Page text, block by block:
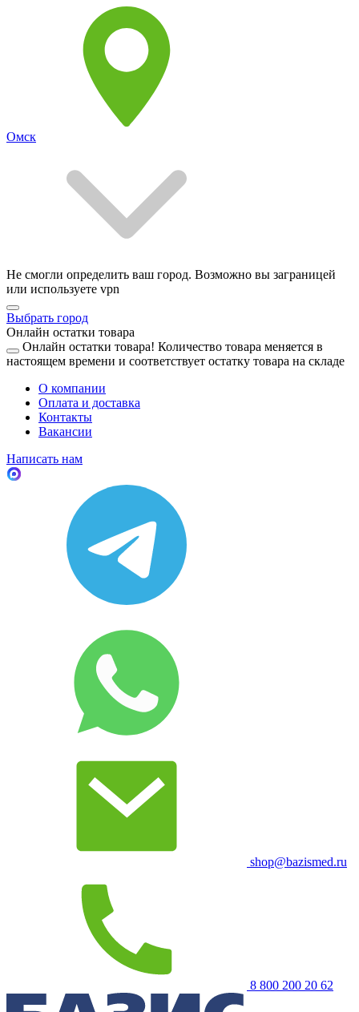
Омск
Не смогли определить ваш город. Возможно вы заграницей
или используете vpn
Выбрать город
Онлайн остатки товара
Онлайн остатки товара! Количество товара меняется в
настоящем времени и соответствует остатку товара на складе
О компании
Оплата и доставка
Контакты
Вакансии
Написать нам
shop@bazismed.ru
8 800 200 20 62